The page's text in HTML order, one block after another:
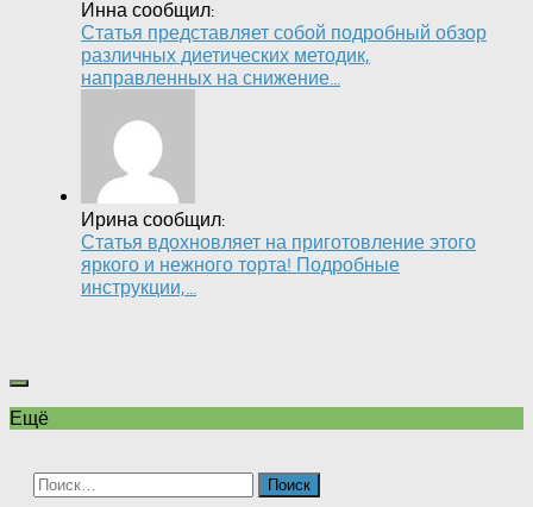
Инна сообщил:
Статья представляет собой подробный обзор
различных диетических методик,
направленных на снижение...
Ирина сообщил:
Статья вдохновляет на приготовление этого
яркого и нежного торта! Подробные
инструкции,...
Ещё
Найти: